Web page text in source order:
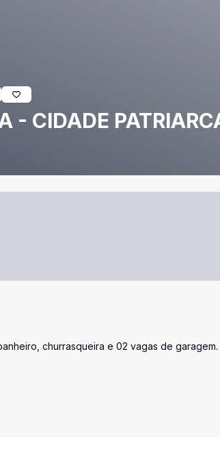
- CIDADE
churrasqueira e 02 vagas de garagem.